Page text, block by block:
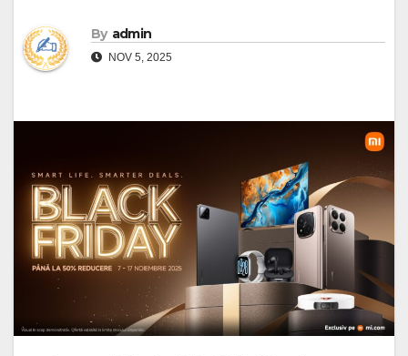
By admin
NOV 5, 2025